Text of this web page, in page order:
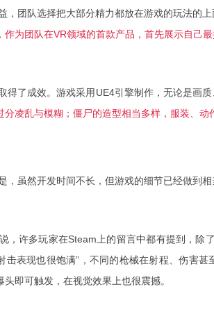
，团队选择把大部分精力都放在游戏的玩法的
作为团队在VR领域的首款产品，首先展示自己最
得了成效。游戏采用UE4引擎制作，无论是画
凌乱与模糊；僵尸的造型相当多样，服装、动
，虽然开发时间不长，但游戏的细节已经做到相
，许多玩家在Steam上的留言中都有提到，除
击表现也很饱满”，不同的枪械在射程、伤害
即可触发，在视觉效果上也很震撼。